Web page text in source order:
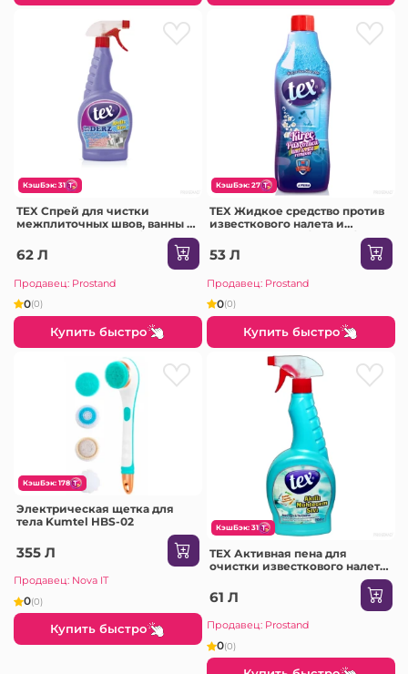
КэшБэк: 31
TEX Спрей для чистки
межплиточных швов, ванны и
62 Л
Продавец: Prostand
0(0)
Купить быстро
КэшБэк: 27
TEX Жидкое средство против
известкового налета и
ржавчины 1000г/900мл /12
53 Л
Продавец: Prostand
0(0)
Купить быстро
КэшБэк: 178
Электрическая щетка для
тела Kumtel HBS-02
355 Л
Продавец: Nova IT
0(0)
Купить быстро
КэшБэк: 31
TEX Активная пена для
очистки известкового налета
61 Л
Продавец: Prostand
0(0)